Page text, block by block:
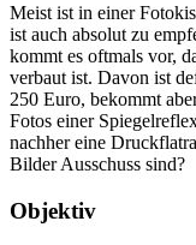
Meist ist in einer
ist auch absolut zu
kommt es oftmals vor,
verbaut ist. Davon ist
250 Euro, bekommt
Fotos einer
nachher eine
Bilder Ausschuss sind?
Objektiv